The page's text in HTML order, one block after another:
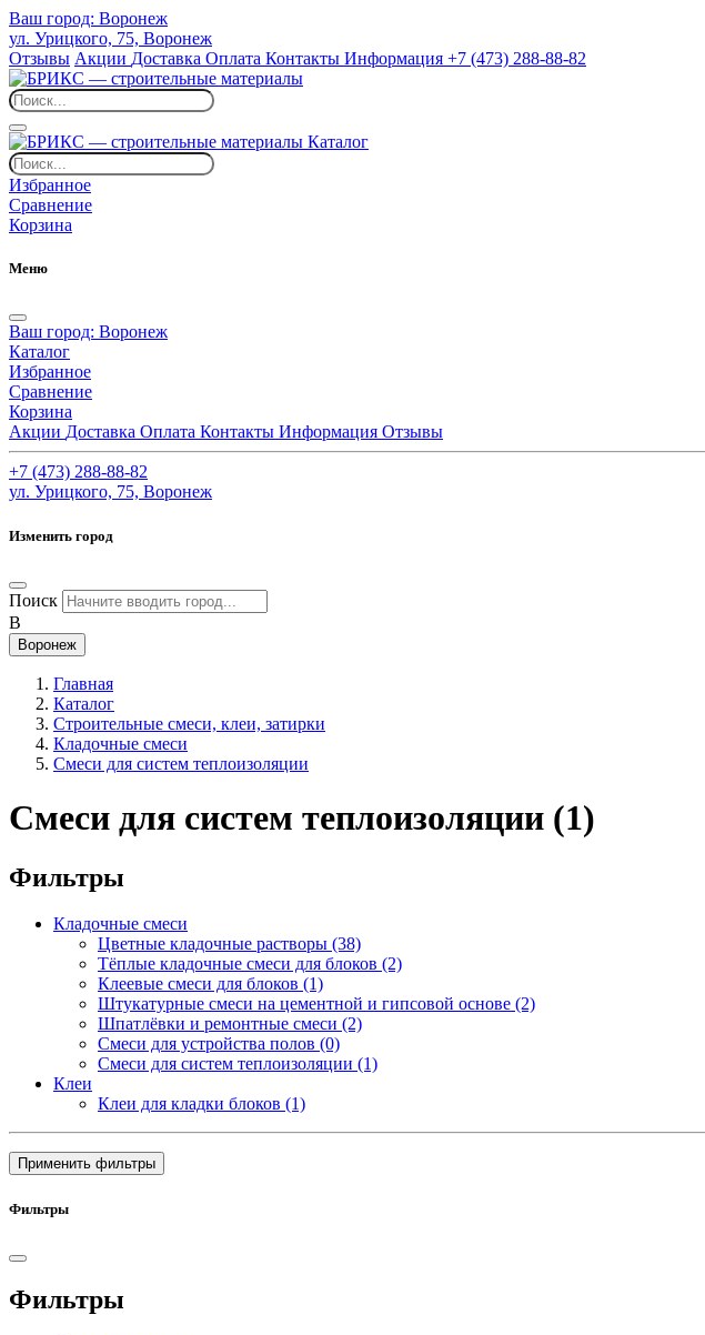
Ваш город: Воронеж
ул. Урицкого, 75, Воронеж
Отзывы Акции Доставка Оплата Контакты Информация +7 (473) 288-88-82
Каталог
Избранное
Сравнение
Корзина
Меню
Ваш город: Воронеж
Каталог
Избранное
Сравнение
Корзина
Акции Доставка Оплата Контакты Информация Отзывы
+7 (473) 288-88-82
ул. Урицкого, 75, Воронеж
Изменить город
Поиск
В
Воронеж
Главная
Каталог
Строительные смеси, клеи, затирки
Кладочные смеси
Смеси для систем теплоизоляции
Смеси для систем теплоизоляции (1)
Фильтры
Кладочные смеси
Цветные кладочные растворы (38)
Тёплые кладочные смеси для блоков (2)
Клеевые смеси для блоков (1)
Штукатурные смеси на цементной и гипсовой основе (2)
Шпатлёвки и ремонтные смеси (2)
Смеси для устройства полов (0)
Смеси для систем теплоизоляции (1)
Клеи
Клеи для кладки блоков (1)
Применить фильтры
Фильтры
Фильтры